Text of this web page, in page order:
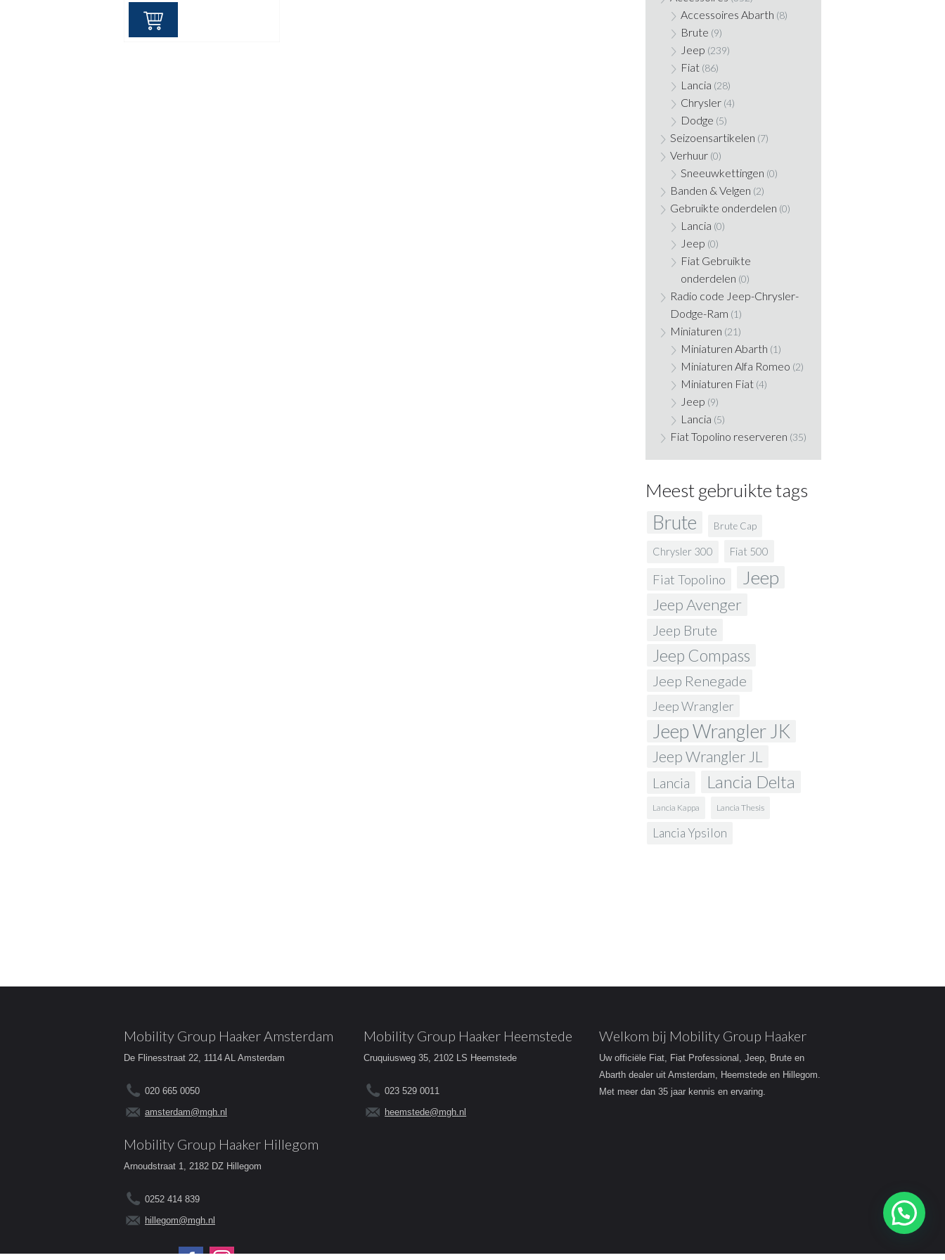
Accessoires Abarth (8)
Brute (9)
Jeep (239)
Fiat (86)
Lancia (28)
Chrysler (4)
Dodge (5)
Seizoensartikelen (7)
Verhuur (0)
Sneeuwkettingen (0)
Banden & Velgen (2)
Gebruikte onderdelen (0)
Lancia (0)
Jeep (0)
Fiat Gebruikte
onderdelen (0)
Radio code Jeep-Chrysler-
Dodge-Ram (1)
Miniaturen (21)
Miniaturen Abarth (1)
Miniaturen Alfa Romeo (2)
Miniaturen Fiat (4)
Jeep (9)
Lancia (5)
Fiat Topolino reserveren (35)
Meest gebruikte tags
Brute Brute Cap
Chrysler 300 Fiat 500
Fiat Topolino Jeep
Jeep Avenger
Jeep Brute
Jeep Compass
Jeep Renegade
Jeep Wrangler
Jeep Wrangler JK
Jeep Wrangler JL
Lancia Lancia Delta
Lancia Kappa Lancia Thesis
Lancia Ypsilon
Mobility Group Haaker Amsterdam
De Flinesstraat 22, 1114 AL Amsterdam
020 665 0050
amsterdam@mgh.nl
Mobility Group Haaker Heemstede
Cruquiusweg 35, 2102 LS Heemstede
023 529 0011
heemstede@mgh.nl
Mobility Group Haaker Hillegom
Arnoudstraat 1, 2182 DZ Hillegom
0252 414 839
hillegom@mgh.nl
Volg ons op:
Welkom bij Mobility Group Haaker
Uw officiële Fiat, Fiat Professional, Jeep, Brute en
Abarth dealer uit Amsterdam, Heemstede en Hillegom.
Met meer dan 35 jaar kennis en ervaring.